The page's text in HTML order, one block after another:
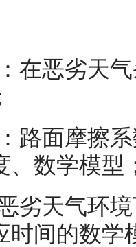
在恶劣天
路面摩擦
、数学模型
劣天气环
时间的数学